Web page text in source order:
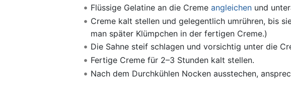
Flüssige Gelatine an die Creme angleichenund
Creme kalt stellen und gelegentlich umrühren, bis
man später Klümpchen in der fertigen Creme.)
Die Sahne steif schlagen und vorsichtig unter die
Fertige Creme für 2–3 Stunden kalt stellen.
Nach dem Durchkühlen Nocken ausstechen,